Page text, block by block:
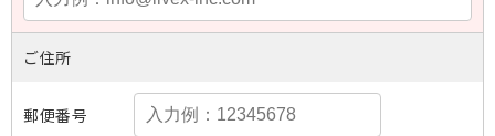
ご住所
郵便番号